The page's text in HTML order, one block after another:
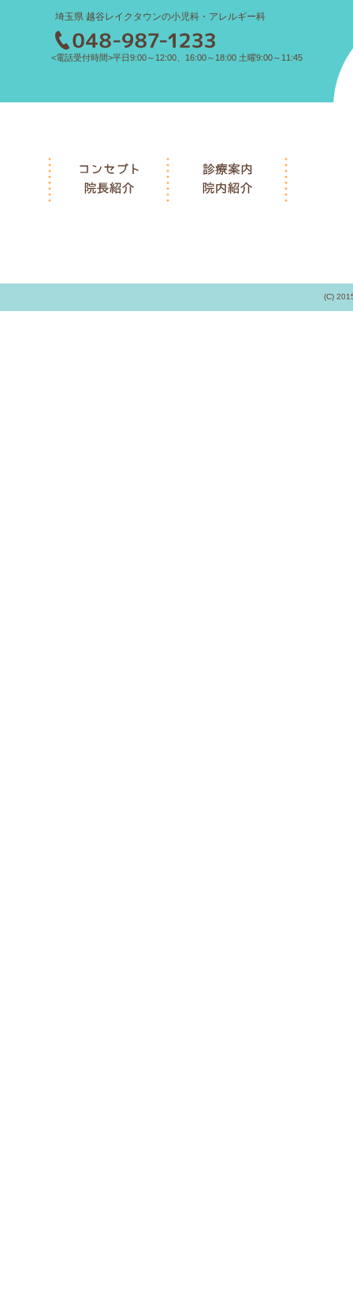
埼玉県 越谷レイクタウンの小児科・アレルギー科
<電話受付時間>平日9:00～12:00、16:00～18:00 土曜9:00～11:45
(C)